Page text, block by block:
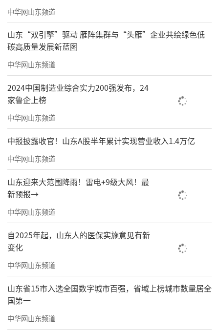
中华网山东频道
山东“双引擎”驱动 雁阵集群与“头雁”企业共绘绿色低
碳高质量发展新蓝图
中华网山东频道
2024中国制造业综合实力200强发布，24
家鲁企上榜
中华网山东频道
中报披露收官！山东A股半年累计实现营业收入1.4万亿
中华网山东频道
山东迎来大范围降雨！雷电+9级大风！最
新预报→
中华网山东频道
自2025年起，山东人的医保实施意见有新
变化
中华网山东频道
山东省15市入选全国数字城市百强，省域上榜城市数量居全
国第一
中华网山东频道